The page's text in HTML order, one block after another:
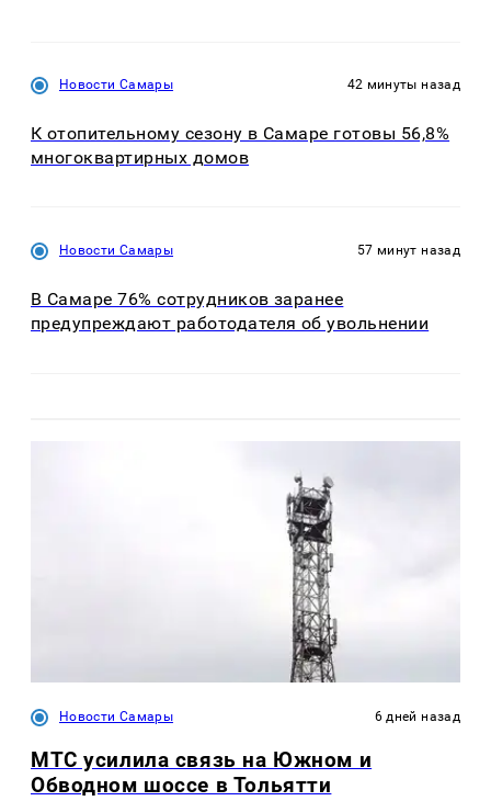
Новости Самары 42 минуты назад
К отопительному сезону в Самаре готовы 56,8%
многоквартирных домов
Новости Самары 57 минут назад
В Самаре 76% сотрудников заранее
предупреждают работодателя об увольнении
Новости Самары 6 дней назад
МТС усилила связь на Южном и
Обводном шоссе в Тольятти